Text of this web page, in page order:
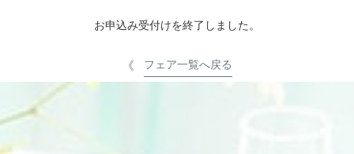
お申込み受付けを終了しました。
フェア一覧へ戻る